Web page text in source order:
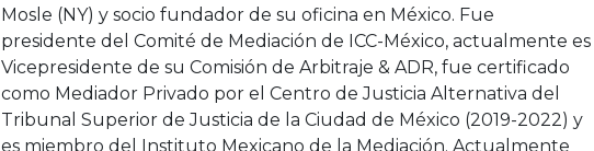
Mosle (NY) y socio fundador de su oficina en México. Fue
presidente del Comité de Mediación de ICC-México, actualmente es
Vicepresidente de su Comisión de Arbitraje & ADR, fue certificado
como Mediador Privado por el Centro de Justicia Alternativa del
Tribunal Superior de Justicia de la Ciudad de México (2019-2022) y
es miembro del Instituto Mexicano de la Mediación. Actualmente